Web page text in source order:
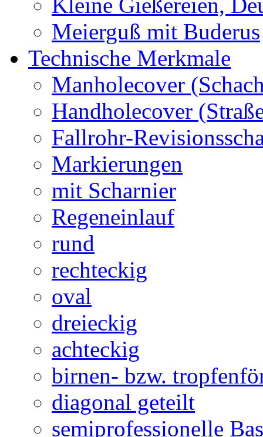
Meierguß mit Buderus
Technische Merkmale
Manholecover
Handholecover
Fallrohr-
Markierungen
mit Scharnier
Regeneinlauf
rund
rechteckig
oval
dreieckig
achteckig
birnen- bzw.
diagonal geteilt
semiprofessionelle